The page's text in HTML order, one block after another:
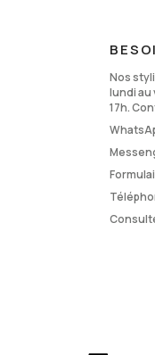
Nos
lundi au
17h.